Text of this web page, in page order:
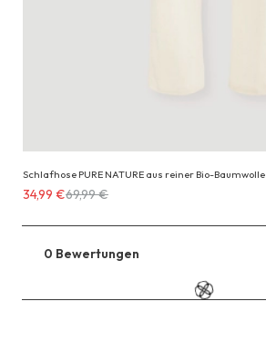
Schlafhose PURE NATURE aus reiner Bio-Baumwolle
Erhältlich
34,99 €
anstatt
69,99 €
34,99 €69,99 €
0 Bewertungen